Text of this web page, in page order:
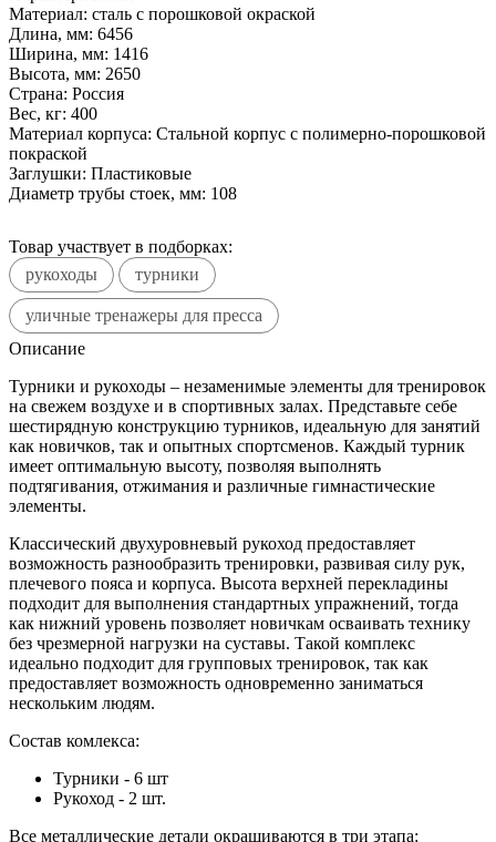
Материал: сталь с порошковой окраской
Длина, мм: 6456
Ширина, мм: 1416
Высота, мм: 2650
Страна: Россия
Вес, кг: 400
Материал корпуса: Стальной корпус с полимерно-порошковой
покраской
Заглушки: Пластиковые
Диаметр трубы стоек, мм: 108
Товар участвует в подборках:
рукоходы
турники
уличные тренажеры для пресса
Описание
Турники и рукоходы – незаменимые элементы для тренировок
на свежем воздухе и в спортивных залах. Представьте себе
шестирядную конструкцию турников, идеальную для занятий
как новичков, так и опытных спортсменов. Каждый турник
имеет оптимальную высоту, позволяя выполнять
подтягивания, отжимания и различные гимнастические
элементы.
Классический двухуровневый рукоход предоставляет
возможность разнообразить тренировки, развивая силу рук,
плечевого пояса и корпуса. Высота верхней перекладины
подходит для выполнения стандартных упражнений, тогда
как нижний уровень позволяет новичкам осваивать технику
без чрезмерной нагрузки на суставы. Такой комплекс
идеально подходит для групповых тренировок, так как
предоставляет возможность одновременно заниматься
нескольким людям.
Состав комлекса:
Турники - 6 шт
Рукоход - 2 шт.
Все металлические детали окрашиваются в три этапа: